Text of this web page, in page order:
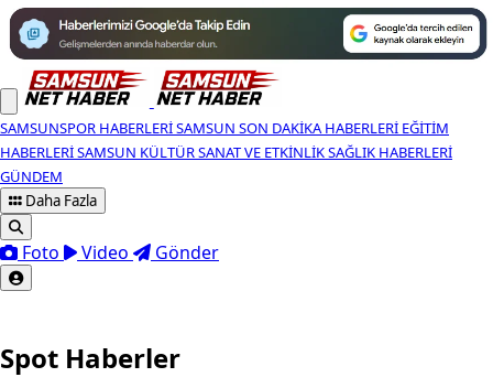
SAMSUNSPOR HABERLERISAMSUN SON DAKIKA HABERLERI EĞITIM
HABERLERISAMSUN KÜLTÜR SANAT VE ETKINLIKSAĞLIK HABERLERI
GÜNDEM
Daha Fazla
Foto Video Gönder
Spot Haberler